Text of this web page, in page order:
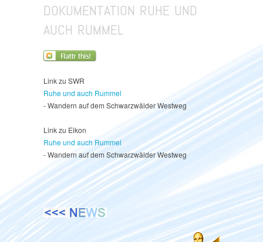
DOKUMENTATION RUHE UND
AUCH RUMMEL
Link zu SWR
Ruhe und auch Rummel
- Wandern auf dem Schwarzwälder Westweg
Link zu Eikon
Ruhe und auch Rummel
- Wandern auf dem Schwarzwälder Westweg